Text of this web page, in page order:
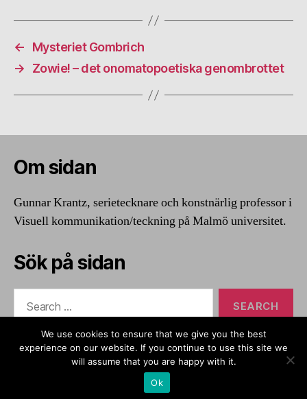
bo
ok
to
do
n
ail re
←
Mysteriet Gombrich
→
Zowie! – det onomatopoetiska genombrottet
Om sidan
Gunnar Krantz, serietecknare och konstnärlig professor i
Visuell kommunikation/teckning på Malmö universitet.
Sök på sidan
Gunnar Krantz – serietecknare
We use cookies to ensure that we give you the best
experience on our website. If you continue to use this site we
will assume that you are happy with it.
Ok